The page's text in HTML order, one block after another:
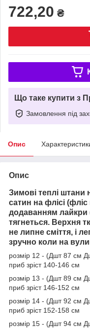
722,20 ₴
Що таке купити з
Замовлення під
Опис
Опис
Зимові теплі штани
сатин на флісі
додаванням лайкри
тягнеться. Верхня
не липне сміття, і
зручно коли на
розмір 12 - (Дшт 87 см
приб зріст 140-146 см
розмір 13 - (Дшт 89 см
приб зріст 146-152 см
розмір 14 - (Дшт 92 см
приб зріст 152-158 см
розмір 15 - (Дшт 94 см